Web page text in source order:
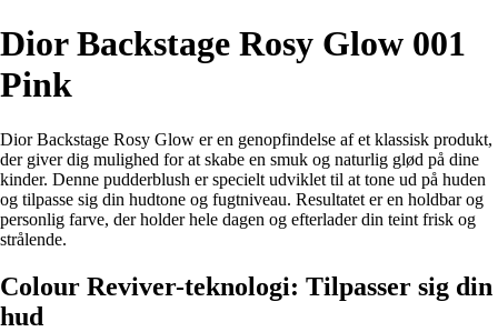
Dior Backstage Rosy Glow 001
Pink
Dior Backstage Rosy Glow er en genopfindelse af et klassisk produkt,
der giver dig mulighed for at skabe en smuk og naturlig glød på dine
kinder. Denne pudderblush er specielt udviklet til at tone ud på huden
og tilpasse sig din hudtone og fugtniveau. Resultatet er en holdbar og
personlig farve, der holder hele dagen og efterlader din teint frisk og
strålende.
Colour Reviver-teknologi: Tilpasser sig din
hud